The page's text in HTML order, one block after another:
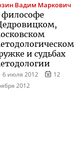
Вадим Маркович
и судьбах
6 июля 2012
12
2012